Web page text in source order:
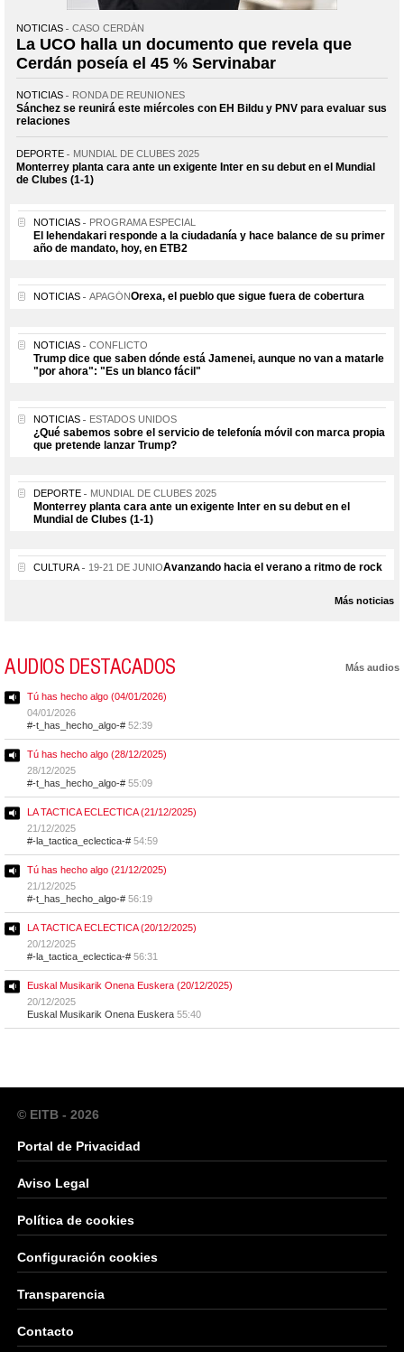
NOTICIAS CASO CERDÁN
La UCO halla un documento que revela que
Cerdán poseía el 45 % Servinabar
NOTICIAS RONDA DE REUNIONES
Sánchez se reunirá este miércoles con EH Bildu y PNV para evaluar sus
relaciones
DEPORTE MUNDIAL DE CLUBES 2025
Monterrey planta cara ante un exigente Inter en su debut en el Mundial
de Clubes (1-1)
NOTICIAS PROGRAMA ESPECIAL
El lehendakari responde a la ciudadanía y hace balance de su primer
año de mandato, hoy, en ETB2
NOTICIAS APAGÓNOrexa, el pueblo que sigue fuera de cobertura
NOTICIAS CONFLICTO
Trump dice que saben dónde está Jamenei, aunque no van a matarle
"por ahora": "Es un blanco fácil"
NOTICIAS ESTADOS UNIDOS
¿Qué sabemos sobre el servicio de telefonía móvil con marca propia
que pretende lanzar Trump?
DEPORTE MUNDIAL DE CLUBES 2025
Monterrey planta cara ante un exigente Inter en su debut en el
Mundial de Clubes (1-1)
CULTURA 19-21 DE JUNIOAvanzando hacia el verano a ritmo de rock
Más noticias
AUDIOS DESTACADOS Más audios
Tú has hecho algo (04/01/2026)
04/01/2026
#-t_has_hecho_algo-# 52:39
Tú has hecho algo (28/12/2025)
28/12/2025
#-t_has_hecho_algo-# 55:09
LA TACTICA ECLECTICA (21/12/2025)
21/12/2025
#-la_tactica_eclectica-# 54:59
Tú has hecho algo (21/12/2025)
21/12/2025
#-t_has_hecho_algo-# 56:19
LA TACTICA ECLECTICA (20/12/2025)
20/12/2025
#-la_tactica_eclectica-# 56:31
Euskal Musikarik Onena Euskera (20/12/2025)
20/12/2025
Euskal Musikarik Onena Euskera 55:40
© EITB - 2026
Portal de Privacidad
Aviso Legal
Política de cookies
Configuración cookies
Transparencia
Contacto